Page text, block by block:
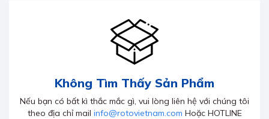
Không Tìm Thấy Sản Phẩm
Nếu bạn có bất kì thắc mắc gì, vui lòng liên hệ với chúng tôi
theo địa chỉ mail info@rotovietnam.com Hoặc HOTLINE